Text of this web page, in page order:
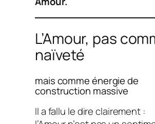
L’Amour, pas
naïveté
mais comme énergie de
construction massive
Il a fallu le dire clairement :